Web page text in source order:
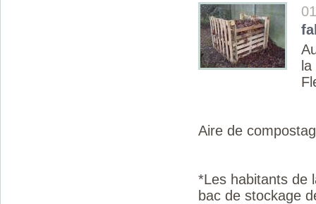
la
Aire de
*Les habitants de
bac de stockage